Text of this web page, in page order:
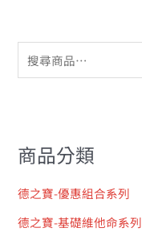
商品分類
德之寶-優惠組合系列
德之寶-基礎維他命系列